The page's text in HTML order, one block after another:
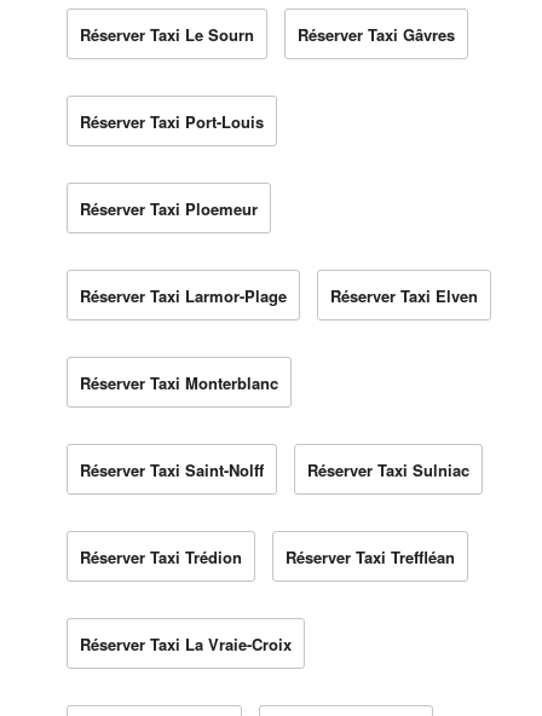
Réserver Taxi Le Sourn Réserver Taxi Gâvres
Réserver Taxi Port-Louis
Réserver Taxi Ploemeur
Réserver Taxi Larmor-Plage Réserver Taxi Elven
Réserver Taxi Monterblanc
Réserver Taxi Saint-Nolff Réserver Taxi Sulniac
Réserver Taxi Trédion Réserver Taxi Treffléan
Réserver Taxi La Vraie-Croix